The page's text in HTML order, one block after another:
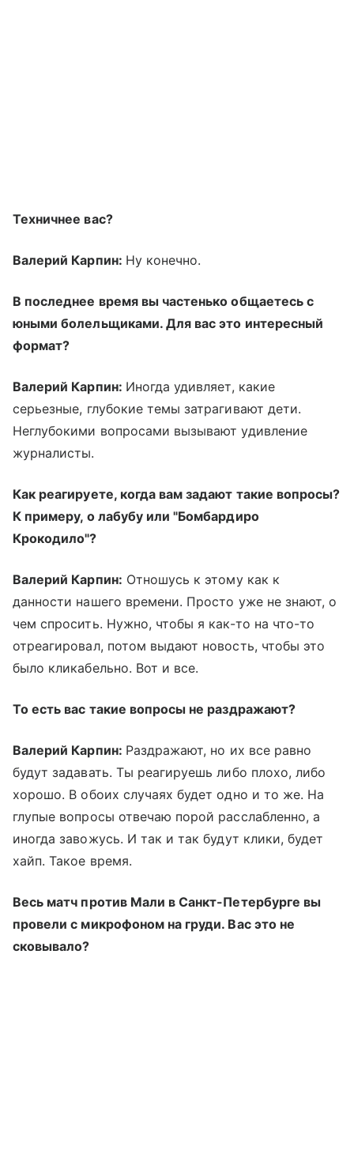
Техничнее вас?
Валерий Карпин: Ну конечно.
В последнее время вы частенько общаетесь с
юными болельщиками. Для вас это интересный
формат?
Валерий Карпин: Иногда удивляет, какие
серьезные, глубокие темы затрагивают дети.
Неглубокими вопросами вызывают удивление
журналисты.
Как реагируете, когда вам задают такие вопросы?
К примеру, о лабубу или "Бомбардиро
Крокодило"?
Валерий Карпин: Отношусь к этому как к
данности нашего времени. Просто уже не знают, о
чем спросить. Нужно, чтобы я как-то на что-то
отреагировал, потом выдают новость, чтобы это
было кликабельно. Вот и все.
То есть вас такие вопросы не раздражают?
Валерий Карпин: Раздражают, но их все равно
будут задавать. Ты реагируешь либо плохо, либо
хорошо. В обоих случаях будет одно и то же. На
глупые вопросы отвечаю порой расслабленно, а
иногда завожусь. И так и так будут клики, будет
хайп. Такое время.
Весь матч против Мали в Санкт-Петербурге вы
провели с микрофоном на груди. Вас это не
сковывало?